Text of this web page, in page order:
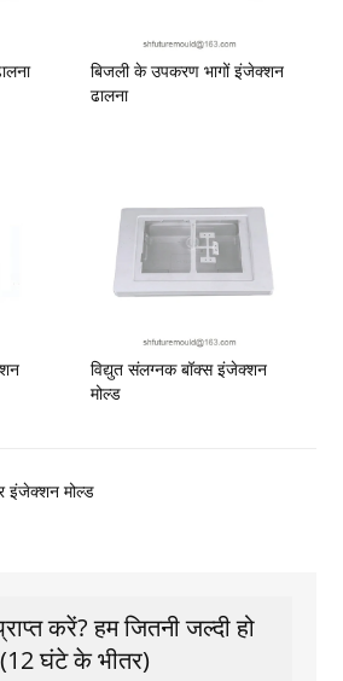
बिजली के उपकरण भागों इंजेक्शन
ढालना
विद्युत संलग्नक बॉक्स इंजेक्शन
मोल्ड
इंजेक्शन मोल्ड
करें? हम जितनी जल्दी हो
घंटे के भीतर)